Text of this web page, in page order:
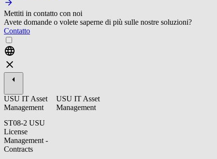
Mettiti in contatto con noi
Avete domande o volete saperne di più sulle nostre soluzioni?
Contatto
USU IT Asset
Management
ST08-2 USU
License
Management -
Contracts
USU IT Asset
Management